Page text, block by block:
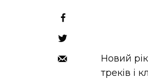
Новий
треків і